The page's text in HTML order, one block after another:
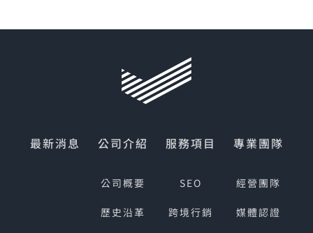
最新消息 公司介紹
公司概要
歷史沿革
服務項目
SEO
跨境行銷
專業團隊
經營團隊
媒體認證